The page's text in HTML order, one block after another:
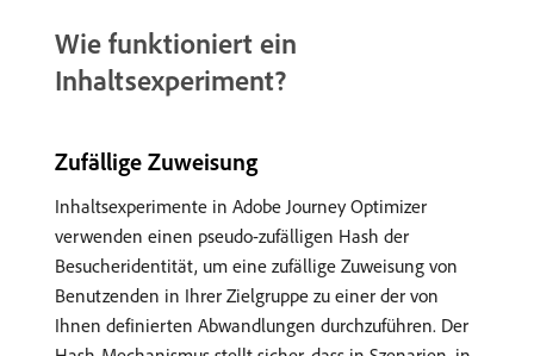
Wie funktioniert ein
Inhaltsexperiment?
Zufällige Zuweisung
Inhaltsexperimente in Adobe Journey Optimizer
verwenden einen pseudo-zufälligen Hash der
Besucheridentität, um eine zufällige Zuweisung von
Benutzenden in Ihrer Zielgruppe zu einer der von
Ihnen definierten Abwandlungen durchzuführen. Der